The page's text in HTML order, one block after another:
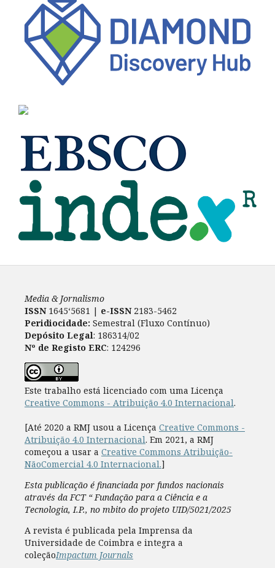
Media & Jornalismo
ISSN 1645‘5681 | e-ISSN2183-5462
Peridiocidade: Semestral (Fluxo Contínuo)
Depósito Legal: 186314/02
Nº de Registo ERC: 124296
Este trabalho está licenciado com uma Licença
Creative Commons - Atribuição 4.0 Internacional.
[Até 2020 a RMJ usou a Licença Creative Commons -
Atribuição 4.0 Internacional. Em 2021, a RMJ
começou a usar a Creative Commons Atribuição-
NãoComercial 4.0 Internacional.]
Esta publicação é financiada por fundos nacionais
através da FCT “ Fundação para a Ciência e a
Tecnologia, I.P., no mbito do projeto UID/5021/2025
A revista é publicada pela Imprensa da
Universidade de Coimbra e integra a
coleçãoImpactum Journals